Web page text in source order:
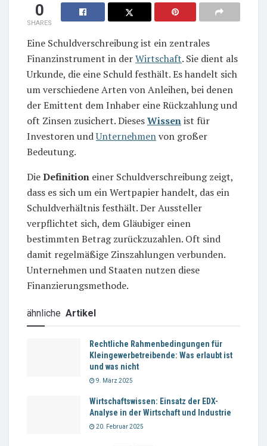
0
SHARES
Eine Schuldverschreibung ist ein zentrales
Finanzinstrument in derWirtschaft. Sie dient als
Urkunde, die eine Schuld festhält. Es handelt sich
um verschiedene Arten von Anleihen, bei denen
der Emittent dem Inhaber eine Rückzahlung und
oft Zinsen zusichert. DiesesWissenist für
Investoren undUnternehmenvon großer
Bedeutung.
DieDefinition einer Schuldverschreibung zeigt,
dass es sich um ein Wertpapier handelt, das ein
Schuldverhältnis festhält. Der Aussteller
verpflichtet sich, dem Gläubiger einen
bestimmten Betrag zurückzuzahlen. Oft sind
damit regelmäßige Zinszahlungen verbunden.
Unternehmen und Staaten nutzen diese
Finanzierungsmethode.
ähnliche Artikel
Rechtliche Rahmenbedingungen für
Kleingewerbetreibende: Was erlaubt ist
und was nicht
9. März 2025
Wirtschaftswissen: Einsatz der EDX-
Analyse in der Wirtschaft und Industrie
20. Februar 2025